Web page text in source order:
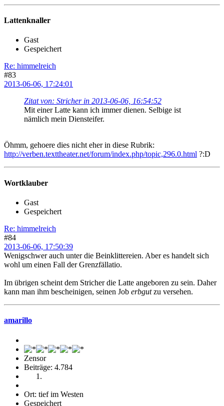
Lattenknaller
Gast
Gespeichert
Re: himmelreich
#83
2013-06-06, 17:24:01
Zitat von: Stricher in 2013-06-06, 16:54:52
Mit einer Latte kann ich immer dienen. Selbige ist
nämlich mein Diensteifer.
Öhmm, gehoere dies nicht eher in diese Rubrik:
http://verben.texttheater.net/forum/index.php/topic,296.0.html ?:D
Wortklauber
Gast
Gespeichert
Re: himmelreich
#84
2013-06-06, 17:50:39
Wenigschwer auch unter die Beinklittereien. Aber es handelt sich
wohl um einen Fall der Grenzfällatio.
Im übrigen scheint dem Stricher die Latte angeboren zu sein. Daher
kann man ihm bescheinigen, seinen Job erbgutzu versehen.
amarillo
Zensor
Beiträge: 4.784
Ort: tief im Westen
Gespeichert